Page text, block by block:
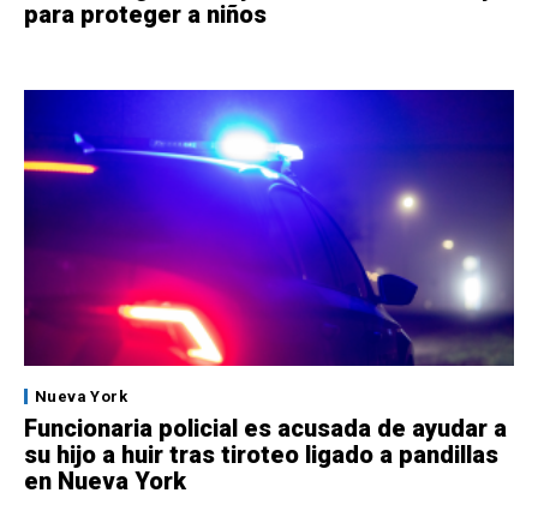
para proteger a niños
Nueva York
Funcionaria policial es acusada de ayudar a
su hijo a huir tras tiroteo ligado a pandillas
en Nueva York